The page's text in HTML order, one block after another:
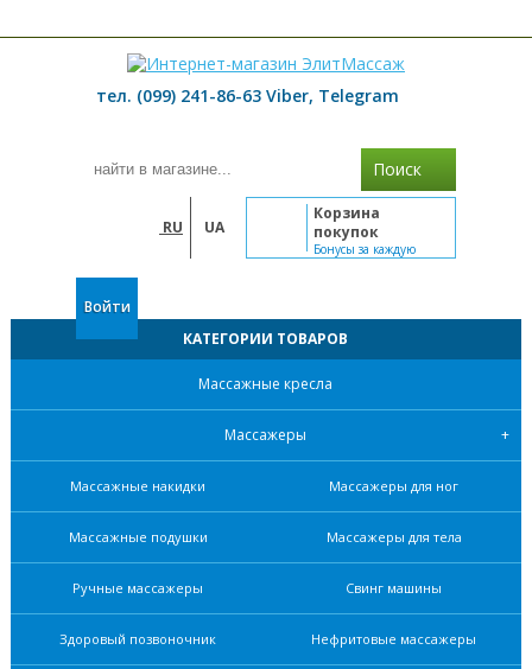
тел. (099) 241-86-63 Viber, Telegram
Поиск
RU UA
Корзина
покупок
Бонусы за каждую
покупку
Войти
КАТЕГОРИИ ТОВАРОВ
Массажные кресла
Массажеры
Массажные накидки Массажеры для ног
Массажные подушки Массажеры для тела
Ручные массажеры Свинг машины
Здоровый позвоночник Нефритовые масcажеры